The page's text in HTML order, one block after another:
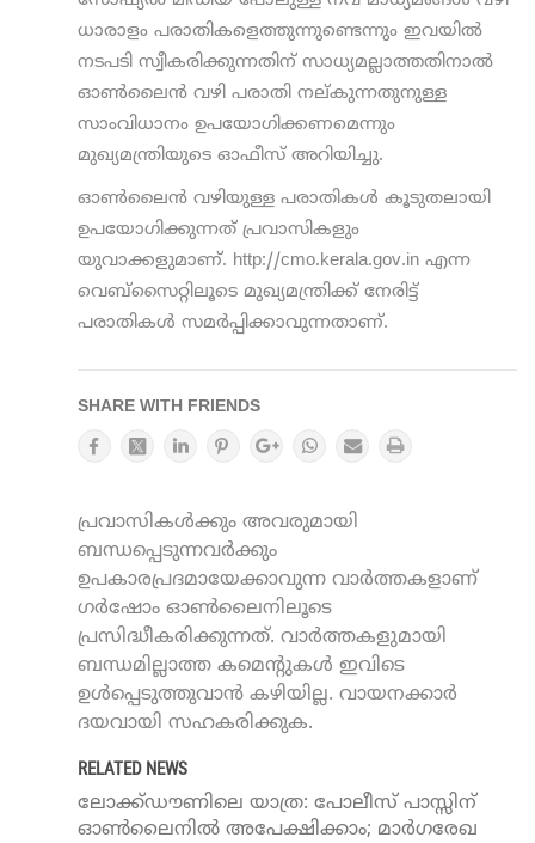
ധാരാളം പരാതികളെത്തുന്നുണ്ടെന്നും ഇവയിൽ
നടപടി സ്വീകരിക്കുന്നതിന് സാധ്യമല്ലാത്തതിനാൽ
ഓൺലൈൻ വഴി പരാതി നല്കുന്നതുനുള്ള
സാംവിധാനം ഉപയോഗിക്കണമെന്നും
മുഖ്യമന്ത്രിയുടെ ഓഫീസ് അറിയിച്ചു.
ഓൺലൈൻ വഴിയുള്ള പരാതികൾ കൂടുതലായി
ഉപയോഗിക്കുന്നത് പ്രവാസികളും
യുവാക്കളുമാണ്. http://cmo.kerala.gov.in എന്ന
വെബ്സൈറ്റിലൂടെ മുഖ്യമന്ത്രിക്ക് നേരിട്ട്
പരാതികൾ സമർപ്പിക്കാവുന്നതാണ്.
SHARE WITH FRIENDS
പ്രവാസികൾക്കും അവരുമായി
ബന്ധപ്പെടുന്നവർക്കും
ഉപകാരപ്രദമായേക്കാവുന്ന വാർത്തകളാണ്
ഗർഷോം ഓൺലൈനിലൂടെ
പ്രസിദ്ധീകരിക്കുന്നത്. വാർത്തകളുമായി
ബന്ധമില്ലാത്ത കമെന്റുകൾ ഇവിടെ
ഉൾപ്പെടുത്തുവാൻ കഴിയില്ല. വായനക്കാർ
ദയവായി സഹകരിക്കുക.
RELATED NEWS
ലോക്ക്ഡൗണിലെ യാത്ര: പോലീസ് പാസ്സിന്
ഓണ്‍ലൈനില്‍ അപേക്ഷിക്കാം; മാര്‍ഗരേഖ